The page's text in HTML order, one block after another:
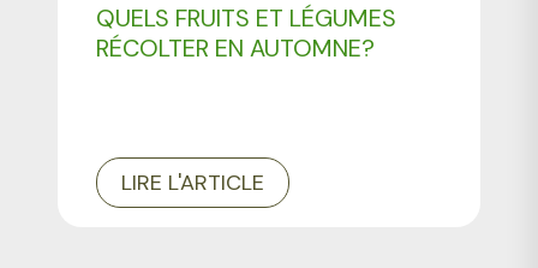
QUELS FRUITS ET LÉGUMES
RÉCOLTER EN AUTOMNE?
LIRE L'ARTICLE